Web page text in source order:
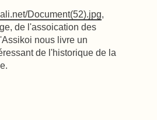
Document(52).jpg,
de l'assoication des
nous livre un
de l'historique de la